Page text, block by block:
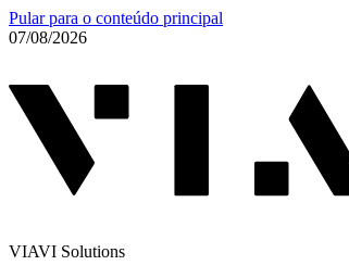
Pular para o conteúdo principal
07/08/2026
VIAVI Solutions